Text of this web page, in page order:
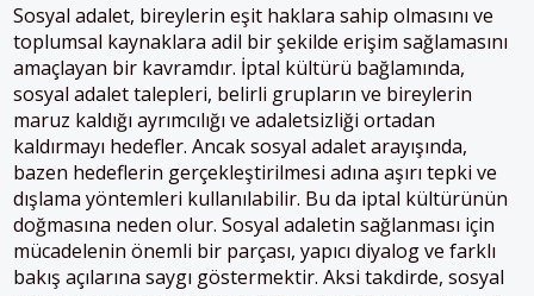
Sosyal adalet, bireylerin eşit haklara sahip olmasını ve
toplumsal kaynaklara adil bir şekilde erişim sağlamasını
amaçlayan bir kavramdır. İptal kültürü bağlamında,
sosyal adalet talepleri, belirli grupların ve bireylerin
maruz kaldığı ayrımcılığı ve adaletsizliği ortadan
kaldırmayı hedefler. Ancak sosyal adalet arayışında,
bazen hedeflerin gerçekleştirilmesi adına aşırı tepki ve
dışlama yöntemleri kullanılabilir. Bu da iptal kültürünün
doğmasına neden olur. Sosyal adaletin sağlanması için
mücadelenin önemli bir parçası, yapıcı diyalog ve farklı
bakış açılarına saygı göstermektir. Aksi takdirde, sosyal